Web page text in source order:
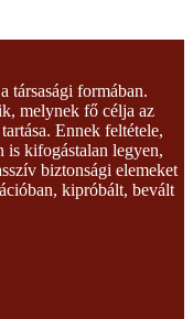
társasági formában.
melynek fő célja az
Ennek feltétele,
is kifogástalan legyen,
biztonsági elemeket
kipróbált, bevált